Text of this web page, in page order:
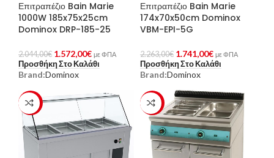
Επιτραπέζιο Bain Marie
1000W 185x75x25cm
Dominox DRP-185-25
2.044,00€ 1.572,00€ με ΦΠΑ
Προσθήκη Στο Καλάθι
Brand:Dominox
Επιτραπέζιο Bain Marie
174x70x50cm Dominox
VBM-EPI-5G
2.263,00€ 1.741,00€ με ΦΠΑ
Προσθήκη Στο Καλάθι
Brand:Dominox
-23% -23%